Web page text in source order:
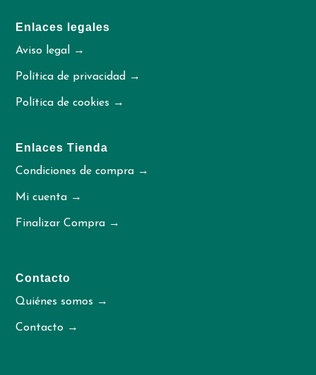
Enlaces legales
Aviso legal →
Política de privacidad →
Política de cookies →
Enlaces Tienda
Condiciones de compra →
Mi cuenta →
Finalizar Compra →
Contacto
Quiénes somos →
Contacto →